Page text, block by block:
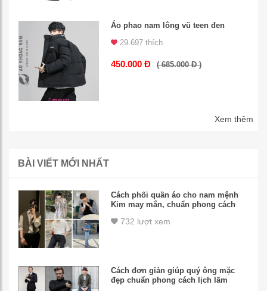
Áo phao nam lông vũ teen đen
29.697 thích
450.000 Đ ( 685.000 Đ )
Xem thêm
BÀI VIẾT MỚI NHẤT
Cách phối quần áo cho nam mệnh
Kim may mắn, chuẩn phong cách
732 lượt xem
Cách đơn giản giúp quý ông mặc
đẹp chuẩn phong cách lịch lãm